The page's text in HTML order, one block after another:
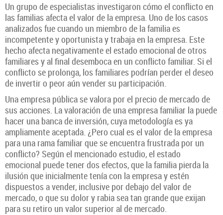
Un grupo de especialistas investigaron cómo el conflicto en
las familias afecta el valor de la empresa. Uno de los casos
analizados fue cuando un miembro de la familia es
incompetente y oportunista y trabaja en la empresa. Este
hecho afecta negativamente el estado emocional de otros
familiares y al final desemboca en un conflicto familiar. Si el
conflicto se prolonga, los familiares podrían perder el deseo
de invertir o peor aún vender su participación.
Una empresa pública se valora por el precio de mercado de
sus acciones. La valoración de una empresa familiar la puede
hacer una banca de inversión, cuya metodología es ya
ampliamente aceptada. ¿Pero cual es el valor de la empresa
para una rama familiar que se encuentra frustrada por un
conflicto? Según el mencionado estudio, el estado
emocional puede tener dos efectos, que la familia pierda la
ilusión que inicialmente tenía con la empresa y estén
dispuestos a vender, inclusive por debajo del valor de
mercado, o que su dolor y rabia sea tan grande que exijan
para su retiro un valor superior al de mercado.